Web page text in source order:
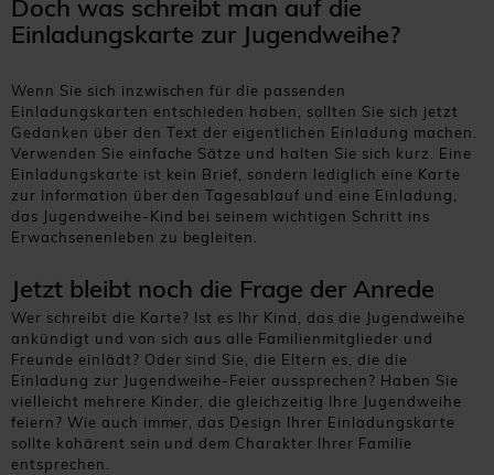
Doch was schreibt man auf die
Einladungskarte zur Jugendweihe?
Wenn Sie sich inzwischen für die passenden
Einladungskarten entschieden haben, sollten Sie sich jetzt
Gedanken über den Text der eigentlichen Einladung machen.
Verwenden Sie einfache Sätze und halten Sie sich kurz. Eine
Einladungskarte ist kein Brief, sondern lediglich eine Karte
zur Information über den Tagesablauf und eine Einladung,
das Jugendweihe-Kind bei seinem wichtigen Schritt ins
Erwachsenenleben zu begleiten.
Jetzt bleibt noch die Frage der Anrede
Wer schreibt die Karte? Ist es Ihr Kind, das die Jugendweihe
ankündigt und von sich aus alle Familienmitglieder und
Freunde einlädt? Oder sind Sie, die Eltern es, die die
Einladung zur Jugendweihe-Feier aussprechen? Haben Sie
vielleicht mehrere Kinder, die gleichzeitig Ihre Jugendweihe
feiern? Wie auch immer, das Design Ihrer Einladungskarte
sollte kohärent sein und dem Charakter Ihrer Familie
entsprechen.